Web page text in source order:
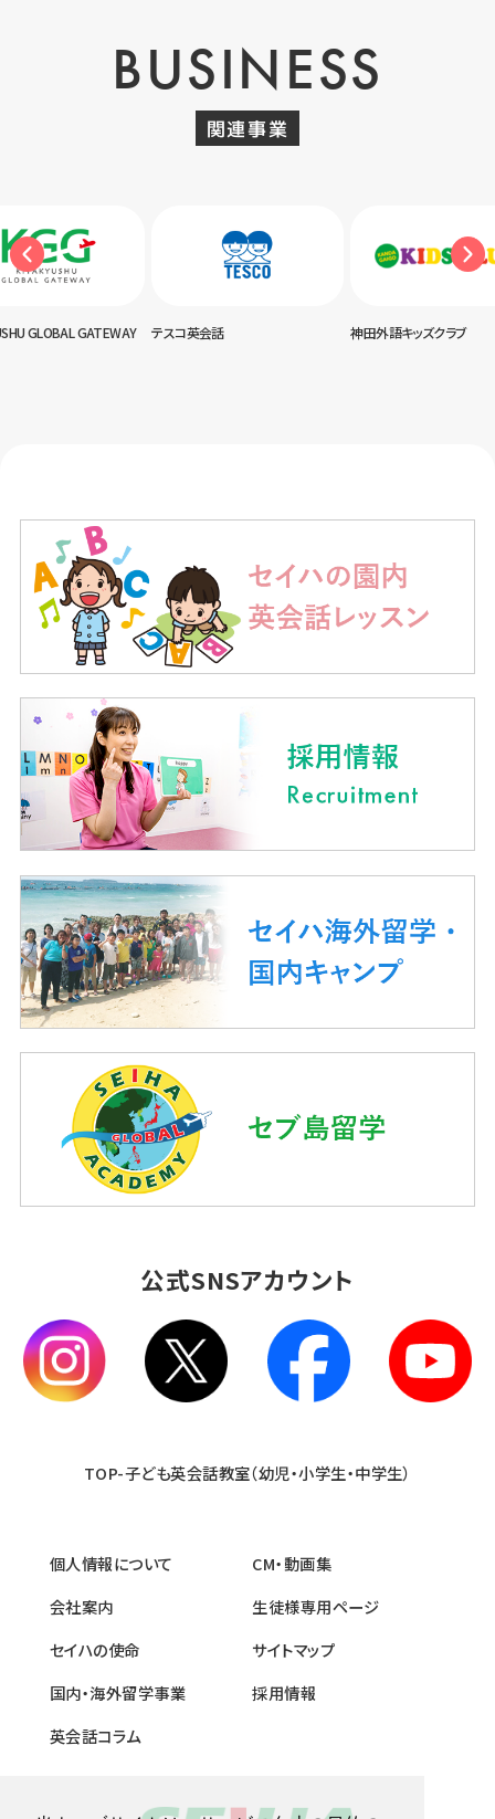
BUSINESS
関連事業
GLOBAL GATEWAY テスコ英会話 神田外語キッズクラブ
公式SNSアカウント
TOP-子ども英会話教室（幼児・小学生・中学生）
個人情報について
会社案内
セイハの使命
国内・海外留学事業
英会話コラム
CM・動画集
生徒様専用ページ
サイトマップ
採用情報